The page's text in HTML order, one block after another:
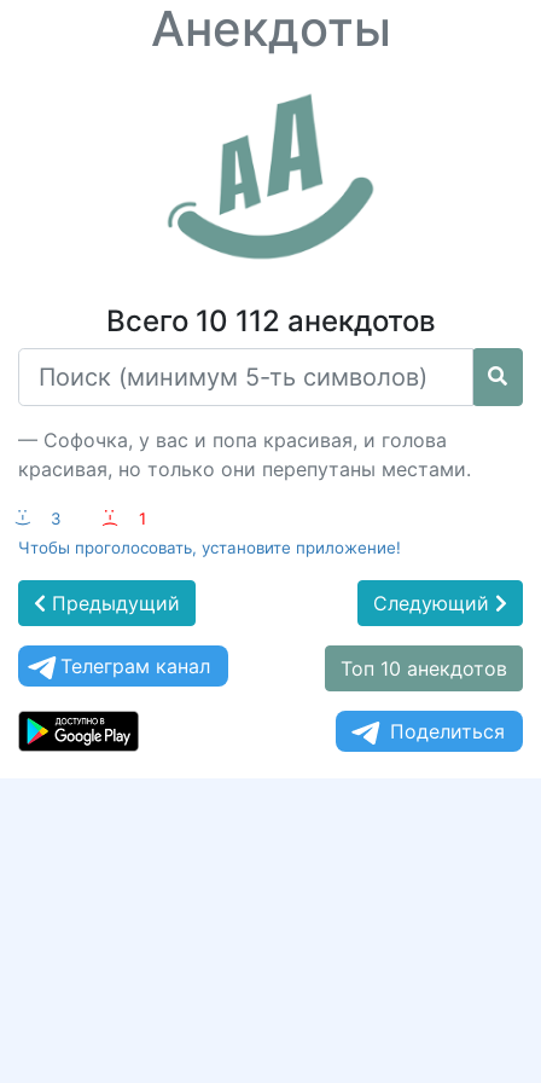
Анекдоты
Всего 10 112 анекдотов
— Софочка, у вас и попа красивая, и голова
красивая, но только они перепутаны местами.
:-) 3 :-(
1
Чтобы проголосовать, установите приложение!
Предыдущий Следующий
Телеграм канал Топ 10 анекдотов
Поделиться